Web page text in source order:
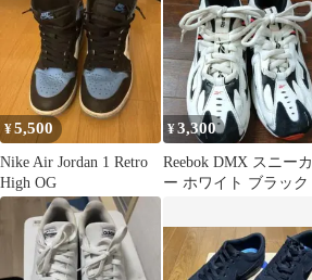
¥5,500
Nike Air Jordan 1 Retro
High OG
¥3,300
Reebok DMX スニーカ
ー ホワイト ブラック